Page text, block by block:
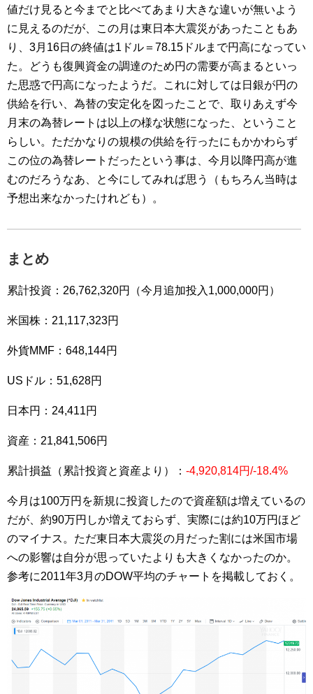
値だけ見ると今までと比べてあまり大きな違いが無いよう
に見えるのだが、この月は東日本大震災があったこともあ
り、3月16日の終値は1ドル＝78.15ドルまで円高になってい
た。どうも復興資金の調達のため円の需要が高まるといっ
た思惑で円高になったようだ。これに対しては日銀が円の
供給を行い、為替の安定化を図ったことで、取りあえず今
月末の為替レートは以上の様な状態になった、ということ
らしい。ただかなりの規模の供給を行ったにもかかわらず
この位の為替レートだったという事は、今月以降円高が進
むのだろうなあ、と今にしてみれば思う（もちろん当時は
予想出来なかったけれども）。
まとめ
累計投資：26,762,320円（今月追加投入1,000,000円）
米国株：21,117,323円
外貨MMF：648,144円
USドル：51,628円
日本円：24,411円
資産：21,841,506円
累計損益（累計投資と資産より）： -4,920,814円/-18.4%
今月は100万円を新規に投資したので資産額は増えているの
だが、約90万円しか増えておらず、実際には約10万円ほど
のマイナス。ただ東日本大震災の月だった割には米国市場
への影響は自分が思っていたよりも大きくなかったのか。
参考に2011年3月のDOW平均のチャートを掲載しておく。